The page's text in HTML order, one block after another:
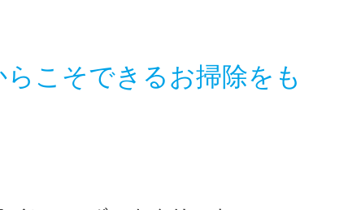
こそできるお掃除をも